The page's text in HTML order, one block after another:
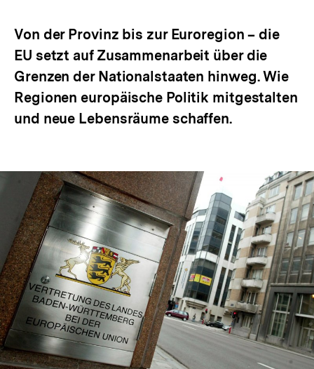
Von der Provinz bis zur Euroregion – die
EU setzt auf Zusammenarbeit über die
Grenzen der Nationalstaaten hinweg. Wie
Regionen europäische Politik mitgestalten
und neue Lebensräume schaffen.